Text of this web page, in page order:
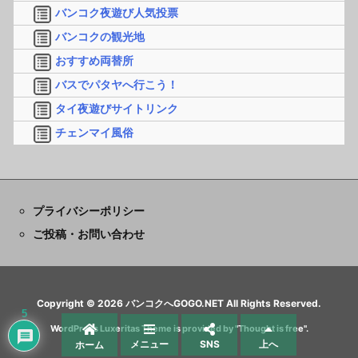
バンコク夜遊び人気投票
バンコクの観光地
おすすめ両替所
バスでパタヤへ行こう！
タイ夜遊びサイトリンク
チェンマイ風俗
プライバシーポリシー
ご投稿・お問い合わせ
Copyright © 2026 バンコクへGOGO.NET All Rights Reserved.
WordPress Luxeritas Theme is provided by "Thought is free".
ホーム メニュー SNS 上へ
5